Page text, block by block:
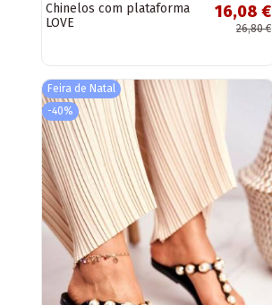
Chinelos com plataforma
LOVE
16,08 €
26,80 €
Feira de Natal
-40%